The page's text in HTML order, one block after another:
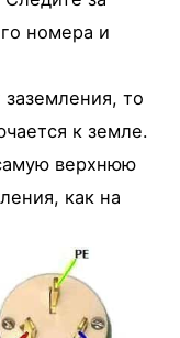
номера и
то
к земле.
верхнюю
как на